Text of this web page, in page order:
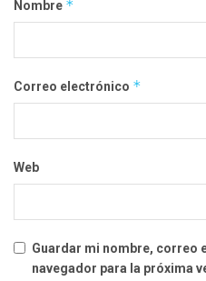
Nombre *
Correo electrónico *
Web
Guardar mi nombre, correo
navegador para la próxima